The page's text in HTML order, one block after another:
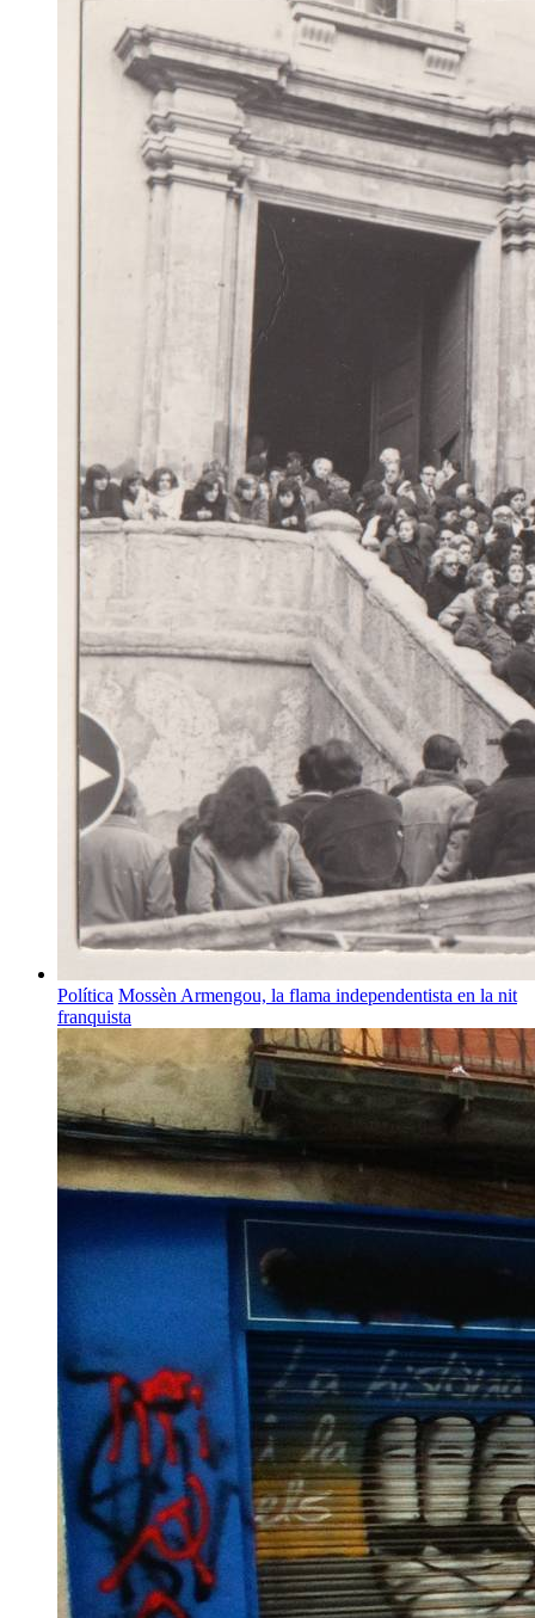
Política Mossèn Armengou, la flama independentista en la nit
franquista